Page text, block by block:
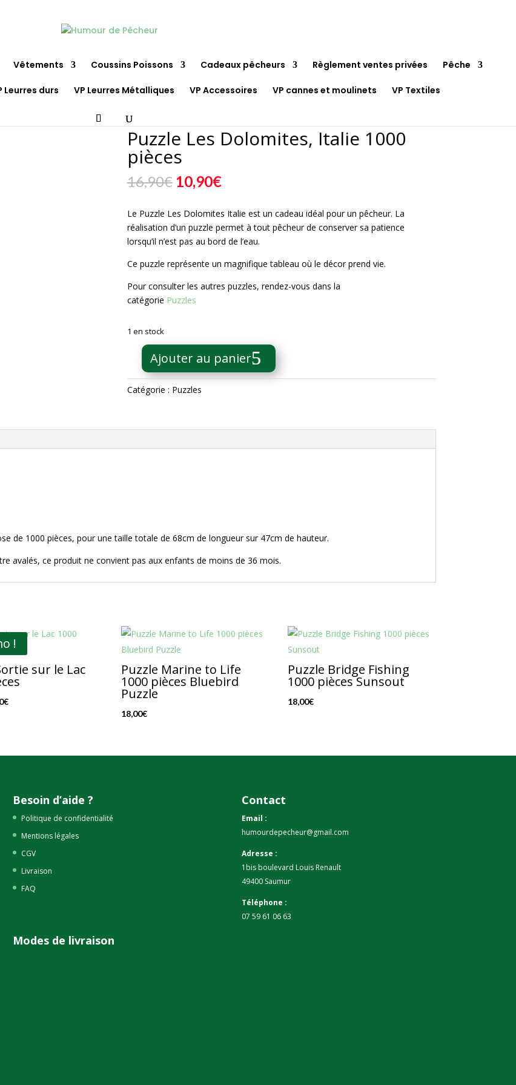
Vêtements Coussins Poissons Cadeaux pêcheurs Règlement ventes privées Pêche
Leurres durs VP Leurres Métalliques VP Accessoires VP cannes et moulinets VP Textiles
Puzzle Les Dolomites, Italie 1000
pièces
16,90€ Le
prix
initial
était :
16,90€.
10,90€Le
actuel
est :
10,90€.
Le Puzzle Les Dolomites Italie est un cadeau idéal pour un pêcheur. La
réalisation d’un puzzle permet à tout pêcheur de conserver sa patience
lorsqu’il n’est pas au bord de l’eau.
Ce puzzle représente un magnifique tableau où le décor prend vie.
Pour consulter les autres puzzles, rendez-vous dans la
catégorie Puzzles
1 en stock
quantité
de
Puzzle
1000
Ajouter au panier
Catégorie : Puzzles
de 1000 pièces, pour une taille totale de 68cm de longueur sur 47cm de hauteur.
avalés, ce produit ne convient pas aux enfants de moins de 36 mois.
!
sur le Lac
€Le
Puzzle Marine to Life
1000 pièces Bluebird
Puzzle
18,00€
Puzzle Bridge Fishing
1000 pièces Sunsout
18,00€
Besoin d’aide ?
Politique de confidentialité
Mentions légales
CGV
Livraison
FAQ
Modes de livraison
Contact
Email :
humourdepecheur@gmail.com
Adresse :
1bis boulevard Louis Renault
49400 Saumur
Téléphone :
07 59 61 06 63